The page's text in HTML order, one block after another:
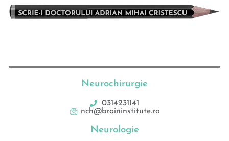
Neurochirurgie
0314231141
nch@braininstitute.ro
Neurologie